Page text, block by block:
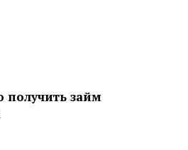
получить займ